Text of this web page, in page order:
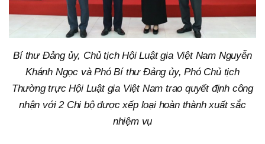
Bí thư Đảng ủy, Chủ tịch Hội Luật gia Việt Nam Nguyễn
Khánh Ngọc và Phó Bí thư Đảng ủy, Phó Chủ tịch
Thường trực Hội Luật gia Việt Nam trao quyết định công
nhận với 2 Chi bộ được xếp loại hoàn thành xuất sắc
nhiệm vụ